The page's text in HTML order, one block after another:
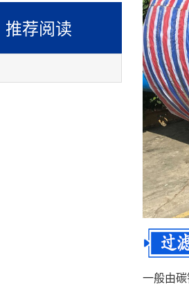
推荐阅读
一般由